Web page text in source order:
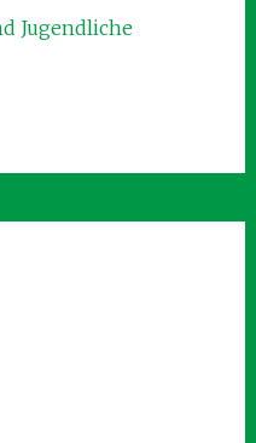
Jugendliche